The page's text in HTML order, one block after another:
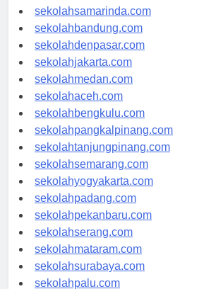
sekolahlampung.com
sekolahsamarinda.com
sekolahbandung.com
sekolahdenpasar.com
sekolahjakarta.com
sekolahmedan.com
sekolahaceh.com
sekolahbengkulu.com
sekolahpangkalpinang.com
sekolahtanjungpinang.com
sekolahsemarang.com
sekolahyogyakarta.com
sekolahpadang.com
sekolahpekanbaru.com
sekolahserang.com
sekolahmataram.com
sekolahsurabaya.com